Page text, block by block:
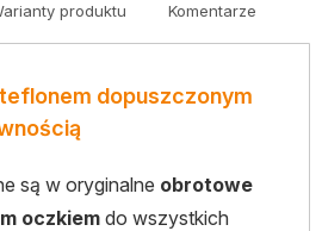
produktu Komentarze
dopuszczonym
są w oryginalne obrotowe
oczkiem do wszystkich